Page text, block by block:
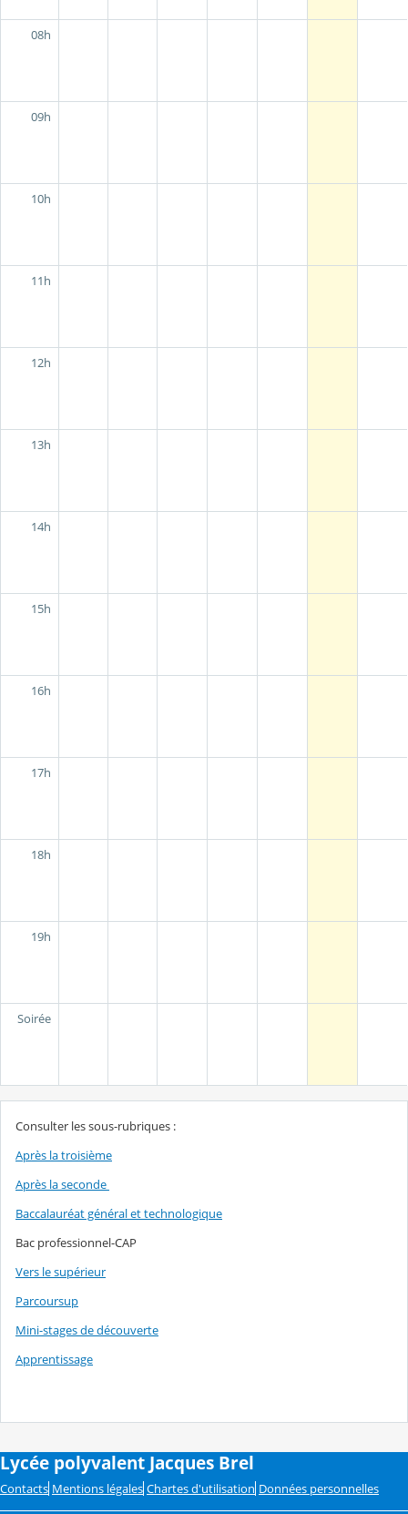
08h
09h
10h
11h
12h
13h
14h
15h
16h
17h
18h
19h
Soirée
Consulter les sous-rubriques :
Après la troisième
Après la seconde
Baccalauréat général et technologique
Bac professionnel-CAP
Vers le supérieur
Parcoursup
Mini-stages de découverte
Apprentissage
Lycée polyvalent Jacques Brel
Contacts Mentions légales Chartes d'utilisation Données personnelles